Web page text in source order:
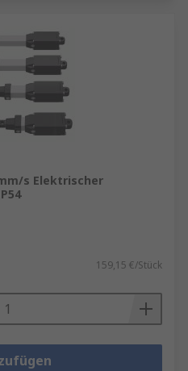
s Elektrischer
159,15 €/Stück